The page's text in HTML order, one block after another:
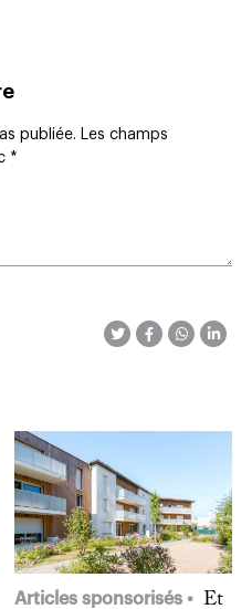
publiée. Les champs
*
Articles sponsorisés
Et